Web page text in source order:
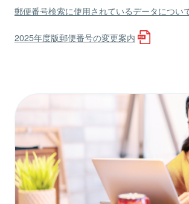
郵便番号検索に使用されているデータについ
2025年度版郵便番号の変更案内